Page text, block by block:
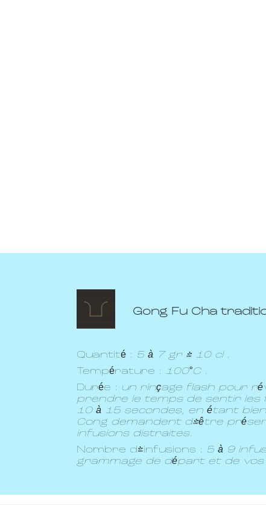
Gong Fu Cha
Quantité :
5 à 7 gr / 10 cl .
Température : 100°C .
Durée : un rinçage flash pour
prendre le temps de sentir les
10 à 15 secondes, en étant
Cong demandent d'être
infusions distraites.
Nombre d'infusions :
5 à 9
grammage de départ et de